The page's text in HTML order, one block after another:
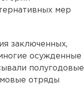
мер
заключенных,
осужденные
полугодовые
отряды